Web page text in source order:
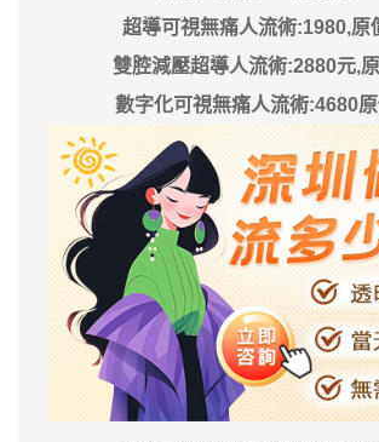
超導可視無痛人流術:1980,原
雙腔減壓超導人流術:2880元,
數字化可視無痛人流術:4680原